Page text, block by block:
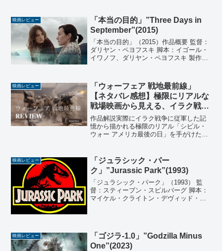
アダム・Ｂ・スターン 撮影：ハビエル・
アギーレサロ...
映画レビュー
「本当の目的」”Three Days in
September”(2015)
「本当の目的」（2015）作品概要 監督：
ダリヤン・ペヨフスキ 脚本：イゴール・
イワノフ、ダリヤン・ペヨフスキ 製作：
モ・ポポフ 編集：ヴァルジマール・パヴ
ロフスキ ...
映画レビュー
「ウォーフェア 戦地最前線」
【ネタバレ感想】極限にリアルな
戦場映画から見える、イラク戦争
の意味不明さ
作品解説実際にイラク戦争に従軍した記
憶から描かれる極限のリアル「シビル・
ウォー アメリカ最後の日」を手がけたア
上げた戦争アクション。共同監督として
迎えられたのは、同作で...
映画レビュー
「ジュラシック・パー
ク」”Jurassic Park”(1993)
「ジュラシック・パーク」（1993） 監
督：スティーブン・スピルバーグ 脚本：
マイケル・クライトン・デヴィッド・コ
ン 音楽：ジョ...
映画レビュー
「ゴジラ-1.0」”Godzilla Minus
One”(2023)